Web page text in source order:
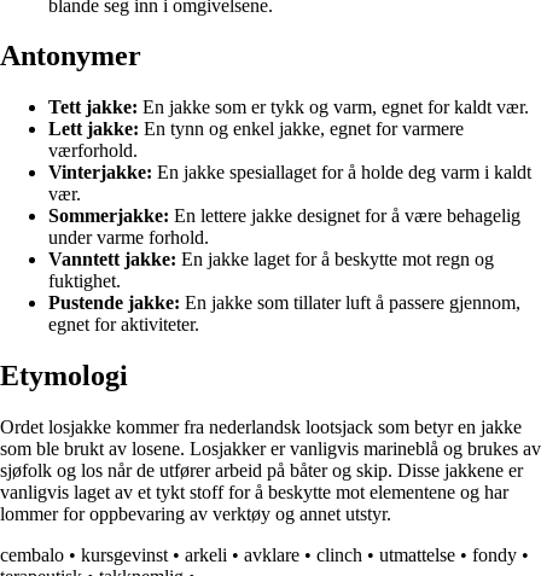
blande seg inn i omgivelsene.
Antonymer
Tett jakke: En jakke som er tykk og varm, egnet for kaldt vær.
Lett jakke: En tynn og enkel jakke, egnet for varmere
værforhold.
Vinterjakke: En jakke spesiallaget for å holde deg varm i kaldt
vær.
Sommerjakke: En lettere jakke designet for å være behagelig
under varme forhold.
Vanntett jakke: En jakke laget for å beskytte mot regn og
fuktighet.
Pustende jakke: En jakke som tillater luft å passere gjennom,
egnet for aktiviteter.
Etymologi
Ordet losjakke kommer fra nederlandsk lootsjack som betyr en jakke
som ble brukt av losene. Losjakker er vanligvis marineblå og brukes av
sjøfolk og los når de utfører arbeid på båter og skip. Disse jakkene er
vanligvis laget av et tykt stoff for å beskytte mot elementene og har
lommer for oppbevaring av verktøy og annet utstyr.
cembalo • kursgevinst • arkeli • avklare • clinch • utmattelse • fondy •